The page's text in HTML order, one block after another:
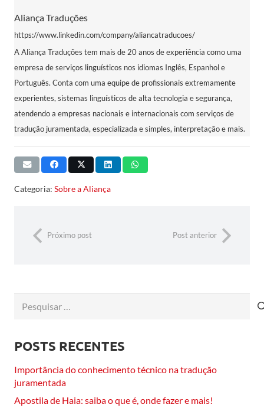
Aliança Traduções
https://www.linkedin.com/company/aliancatraducoes/
A Aliança Traduções tem mais de 20 anos de experiência como uma
empresa de serviços linguísticos nos idiomas Inglês, Espanhol e
Português. Conta com uma equipe de profissionais extremamente
experientes, sistemas linguísticos de alta tecnologia e segurança,
atendendo a empresas nacionais e internacionais com serviços de
tradução juramentada, especializada e simples, interpretação e mais.
Categoria: Sobre a Aliança
Próximo post Post anterior
POSTS RECENTES
Importância do conhecimento técnico na tradução
juramentada
Apostila de Haia: saiba o que é, onde fazer e mais!